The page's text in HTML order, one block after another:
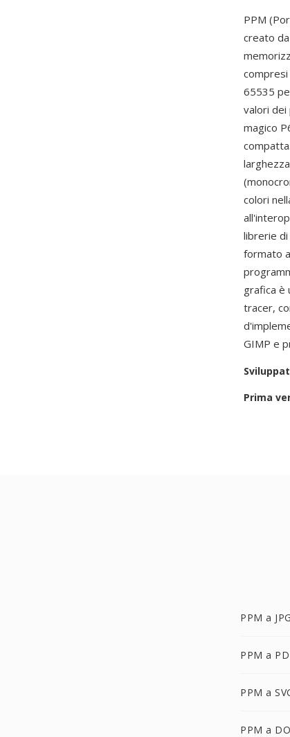
PPM
creato
65535
valori dei
magico
colori
librerie
formato
grafica è
tracer,
GIMP e
Prima
PPM a JPG
PPM a
PPM a
PPM a